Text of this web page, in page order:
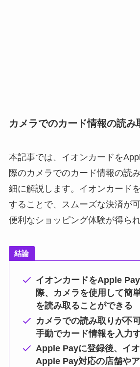
カメラでのカード情報の読み
本記事では、イオンカードを
際のカメラでのカード情報の読
細に解説します。イオンカード
することで、スムーズな決済が
便利なショッピング体験が得られ
結論
イオンカードをApple
際、カメラを使用して簡
を読み取ることができる
カメラでの読み取りが不
手動でカード情報を入力
Apple Payに登録後、イ
Apple Pay対応の店舗や